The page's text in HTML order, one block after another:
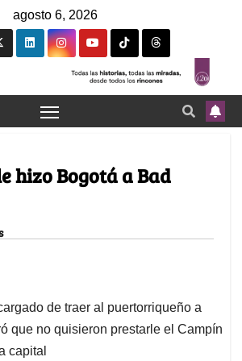
agosto 6, 2026
hizo Bogotá a Bad
de traer al puertorriqueño a
que no quisieron prestarle el Campín
capital